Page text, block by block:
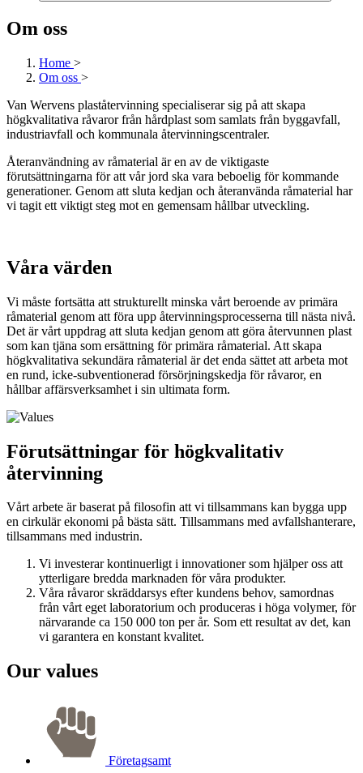
Om oss
Home >
Om oss >
Van Wervens plaståtervinning specialiserar sig på att skapa
högkvalitativa råvaror från hårdplast som samlats från byggavfall,
industriavfall och kommunala återvinningscentraler.
Återanvändning av råmaterial är en av de viktigaste
förutsättningarna för att vår jord ska vara beboelig för kommande
generationer. Genom att sluta kedjan och återanvända råmaterial har
vi tagit ett viktigt steg mot en gemensam hållbar utveckling.
Våra värden
Vi måste fortsätta att strukturellt minska vårt beroende av primära
råmaterial genom att föra upp återvinningsprocesserna till nästa nivå.
Det är vårt uppdrag att sluta kedjan genom att göra återvunnen plast
som kan tjäna som ersättning för primära råmaterial. Att skapa
högkvalitativa sekundära råmaterial är det enda sättet att arbeta mot
en rund, icke-subventionerad försörjningskedja för råvaror, en
hållbar affärsverksamhet i sin ultimata form.
Förutsättningar för högkvalitativ
återvinning
Vårt arbete är baserat på filosofin att vi tillsammans kan bygga upp
en cirkulär ekonomi på bästa sätt. Tillsammans med avfallshanterare,
tillsammans med industrin.
Vi investerar kontinuerligt i innovationer som hjälper oss att
ytterligare bredda marknaden för våra produkter.
Våra råvaror skräddarsys efter kundens behov, samordnas
från vårt eget laboratorium och produceras i höga volymer, för
närvarande ca 150 000 ton per år. Som ett resultat av det, kan
vi garantera en konstant kvalitet.
Our values
Företagsamt